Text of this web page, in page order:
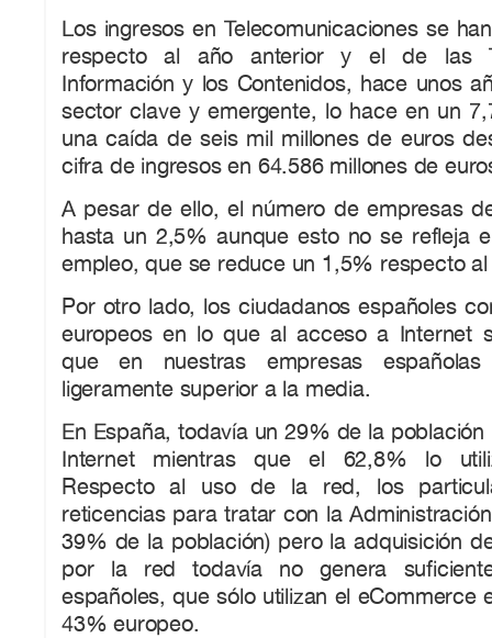
Los ingresos en Telecomunicaciones se
respecto al año anterior y el de las
Información y los Contenidos, hace unos
sector clave y emergente, lo hace en un
una caída de seis mil millones de euros
cifra de ingresos en 64.586 millones de
A pesar de ello, el número de empresas
hasta un 2,5% aunque esto no se refleja
empleo, que se reduce un 1,5% respecto
Por otro lado, los ciudadanos españoles
europeos en lo que al acceso a Internet
que en nuestras empresas
ligeramente superior a la media.
En España, todavía un 29% de la
Internet mientras que el 62,8% lo
Respecto al uso de la red, los
reticencias para tratar con la
39% de la población) pero la adquisición
por la red todavía no genera
españoles, que sólo utilizan el eCommerce
43% europeo.